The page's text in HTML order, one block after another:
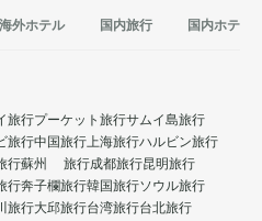
海外ホテル 国内旅行 国内ホテル
旅行プーケット旅行サムイ島旅行
旅行中国旅行上海旅行ハルビン旅行
行蘇州 旅行成都旅行昆明旅行
行奔子欄旅行韓国旅行ソウル旅行
旅行大邱旅行台湾旅行台北旅行